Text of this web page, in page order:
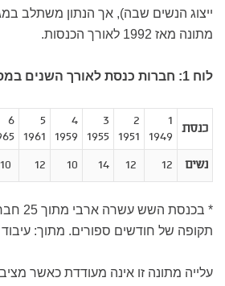
ייצוג הנשים שבה), אך הנתון משתלב
מתונה מאז 1992 לאורך הכנסות.
לוח 1: חברות כנסת לאורך השנים במספרים
כנסת 1
1949
2
1951
3
1955
4
1959
5
1961
6
נשים
12
14
10
12
*
תקופה של חודשים ספורים. מתוך:
עלייה מתונה זו אינה מעודדת כאשר